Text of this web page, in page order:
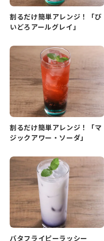
割るだけ簡単アレンジ！「び
いどろアールグレイ」
割るだけ簡単アレンジ！「マ
ジックアワー・ソーダ」
バタフライピーラッシー